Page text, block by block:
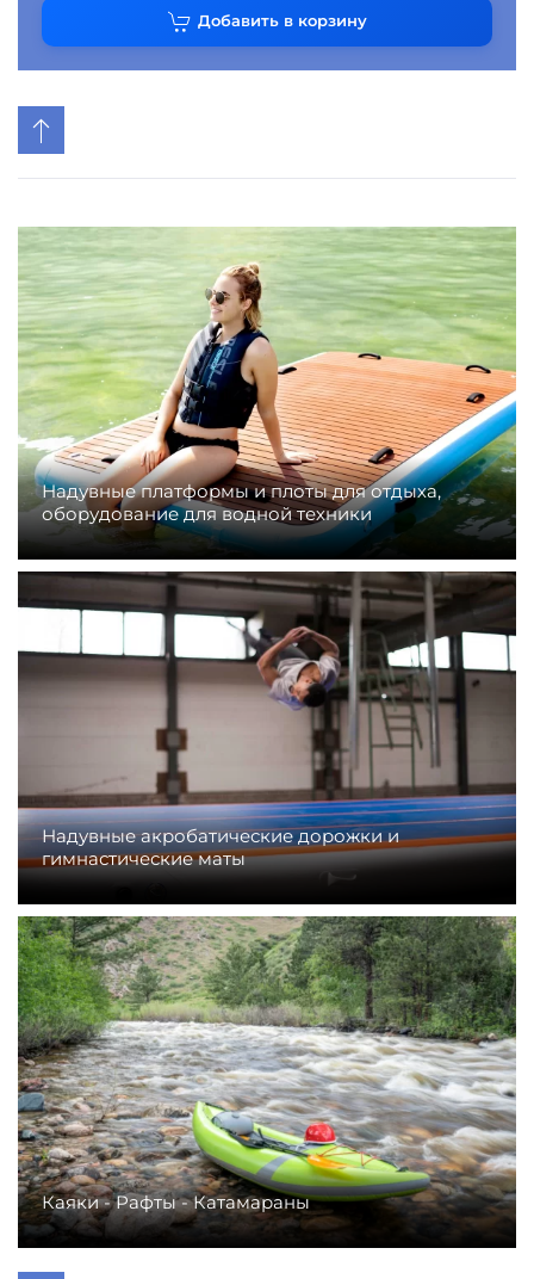
Добавить в корзину
Надувные платформы и плоты для отдыха,
оборудование для водной техники
Надувные акробатические дорожки и
гимнастические маты
Каяки - Рафты - Катамараны